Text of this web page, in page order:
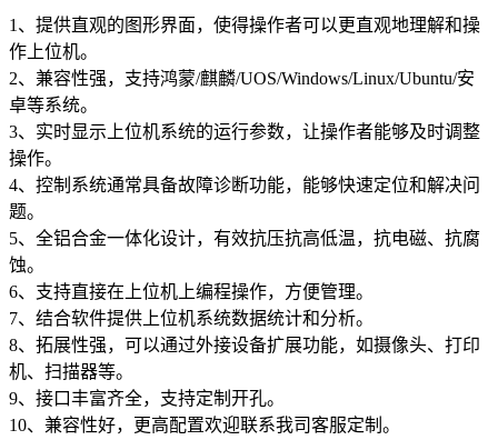
1、提供直观的图形界面，使得操作者可以更直观地理解和操
作上位机。
2、兼容性强，支持鸿蒙/麒麟/UOS/Windows/Linux/Ubuntu/安
卓等系统。
3、实时显示上位机系统的运行参数，让操作者能够及时调整
操作。
4、控制系统通常具备故障诊断功能，能够快速定位和解决问
题。
5、全铝合金一体化设计，有效抗压抗高低温，抗电磁、抗腐
蚀。
6、支持直接在上位机上编程操作，方便管理。
7、结合软件提供上位机系统数据统计和分析。
8、拓展性强，可以通过外接设备扩展功能，如摄像头、打印
机、扫描器等。
9、接口丰富齐全，支持定制开孔。
10、兼容性好，更高配置欢迎联系我司客服定制。